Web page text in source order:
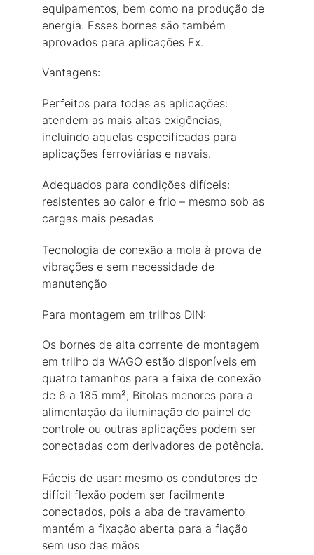
equipamentos, bem como na produção de
energia. Esses bornes são também
aprovados para aplicações Ex.
Vantagens:
Perfeitos para todas as aplicações:
atendem as mais altas exigências,
incluindo aquelas especificadas para
aplicações ferroviárias e navais.
Adequados para condições difíceis:
resistentes ao calor e frio – mesmo sob as
cargas mais pesadas
Tecnologia de conexão a mola à prova de
vibrações e sem necessidade de
manutenção
Para montagem em trilhos DIN:
Os bornes de alta corrente de montagem
em trilho da WAGO estão disponíveis em
quatro tamanhos para a faixa de conexão
de 6 a 185 mm²; Bitolas menores para a
alimentação da iluminação do painel de
controle ou outras aplicações podem ser
conectadas com derivadores de potência.
Fáceis de usar: mesmo os condutores de
difícil flexão podem ser facilmente
conectados, pois a aba de travamento
mantém a fixação aberta para a fiação
sem uso das mãos